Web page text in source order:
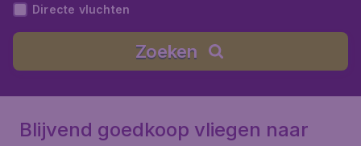
Directe vluchten
Zoeken
Blijvend goedkoop vliegen naar